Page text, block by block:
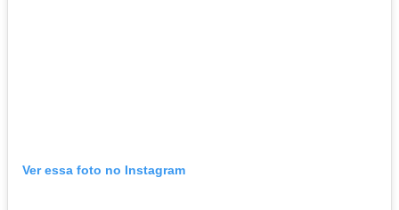
Ver essa foto no Instagram